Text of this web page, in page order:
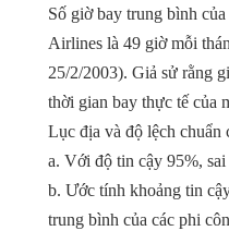
Số giờ bay trung bình
Airlines là 49 giờ mỗi
25/2/2003). Giả sử rằng
thời gian bay thực tế của
Lục địa và độ lệch chuẩn
a. Với độ tin cậy 95%, sai
b. Ước tính khoảng tin
trung bình của các phi